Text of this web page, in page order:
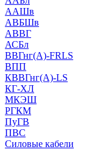
ААШв
АВБШв
АВВГ
АСБл
ВВГнг(А)-FRLS
ВПП
КВВГнг(А)-LS
КГ-ХЛ
МКЭШ
РГКМ
ПуГВ
ПВС
Силовые кабели